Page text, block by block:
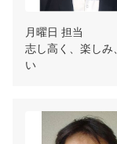
月曜日 担当
志し高く、楽しみ
い